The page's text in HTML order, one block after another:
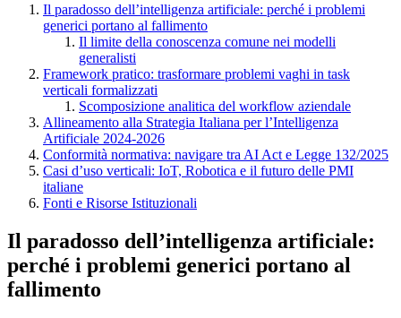
Il paradosso dell’intelligenza artificiale: perché i problemi
generici portano al fallimento
Il limite della conoscenza comune nei modelli
generalisti
Framework pratico: trasformare problemi vaghi in task
verticali formalizzati
Scomposizione analitica del workflow aziendale
Allineamento alla Strategia Italiana per l’Intelligenza
Artificiale 2024-2026
Conformità normativa: navigare tra AI Act e Legge 132/2025
Casi d’uso verticali: IoT, Robotica e il futuro delle PMI
italiane
Fonti e Risorse Istituzionali
Il paradosso dell’intelligenza artificiale:
perché i problemi generici portano al
fallimento